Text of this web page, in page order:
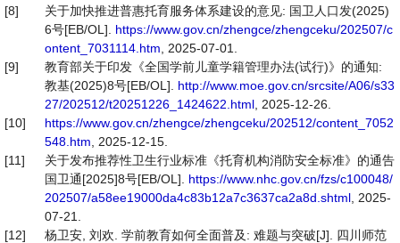
[8]
关于加快推进普惠托育服务体系建设的意见: 国卫人口发(2025)
6号[EB/OL]. https://www.gov.cn/zhengce/zhengceku/202507/c
ontent_7031114.htm , 2025-07-01.
[9]
教育部关于印发《全国学前儿童学籍管理办法(试行)》的通知:
教基(2025)8号[EB/OL]. http://www.moe.gov.cn/srcsite/A06/s33
27/202512/t20251226_1424622.html , 2025-12-26.
[10]
https://www.gov.cn/zhengce/zhengceku/202512/content_7052
548.htm , 2025-12-15.
[11]
关于发布推荐性卫生行业标准《托育机构消防安全标准》的通告
国卫通[2025]8号[EB/OL]. https://www.nhc.gov.cn/fzs/c100048/
202507/a58ee19000da4c83b12a7c3637ca2a8d.shtml , 2025-
07-21.
[12]
杨卫安, 刘欢. 学前教育如何全面普及: 难题与突破[J]. 四川师范